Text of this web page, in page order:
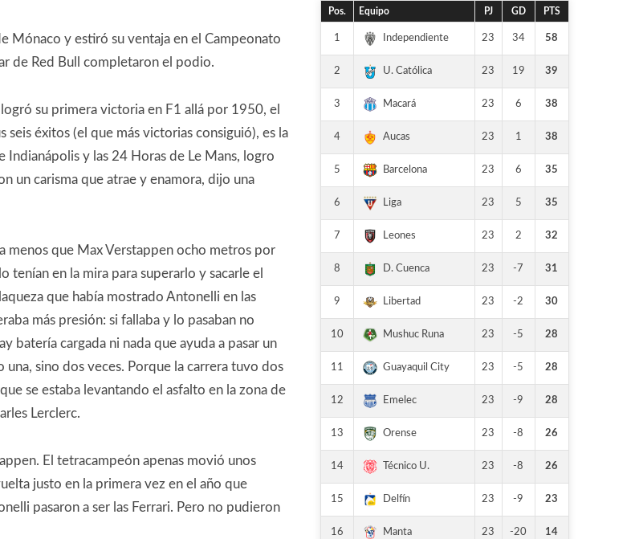
Mónaco y estiró su ventaja en el Campeonato
de Red Bull completaron el podio.
su primera victoria en F1 allá por 1950, el
éxitos (el que más victorias consiguió), es la
y las 24 Horas de Le Mans, logro
un carisma que atrae y enamora, dijo una
menos que Max Verstappen ocho metros por
en la mira para superarlo y sacarle el
que había mostrado Antonelli en las
más presión: si fallaba y lo pasaban no
batería cargada ni nada que ayuda a pasar un
sino dos veces. Porque la carrera tuvo dos
se estaba levantando el asfalto en la zona de
Lerclerc.
El tetracampeón apenas movió unos
justo en la primera vez en el año que
pasaron a ser las Ferrari. Pero no pudieron
Pos. Equipo PJ GD PTS
1 Independiente 23 34 58
2 U. Católica 23 19 39
3 Macará 23 6 38
4 Aucas 23 1 38
5 Barcelona 23 6 35
6 Liga 23 5 35
7 Leones 23 2 32
8 D. Cuenca 23 -7 31
9 Libertad 23 -2 30
10 Mushuc Runa 23 -5 28
11 Guayaquil City 23 -5 28
12 Emelec 23 -9 28
13 Orense 23 -8 26
14 Técnico U. 23 -8 26
15 Delfín 23 -9 23
16 Manta 23 -20 14